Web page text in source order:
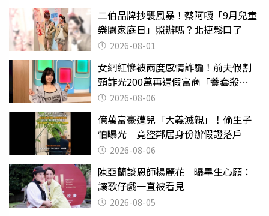
二伯品牌抄襲風暴！蔡阿嘎「9月兒童
樂園家庭日」照辦嗎？北捷鬆口了
2026-08-01
女網紅慘被兩度感情詐騙！前夫假割
頸詐光200萬再遇假富商「養套殺
2000萬」
2026-08-06
億萬富豪遭兒「大義滅親」！偷生子
怕曝光 竟盜鄰居身份辦假證落戶
2026-08-06
陳亞蘭談恩師楊麗花 曝畢生心願：
讓歌仔戲一直被看見
2026-08-05